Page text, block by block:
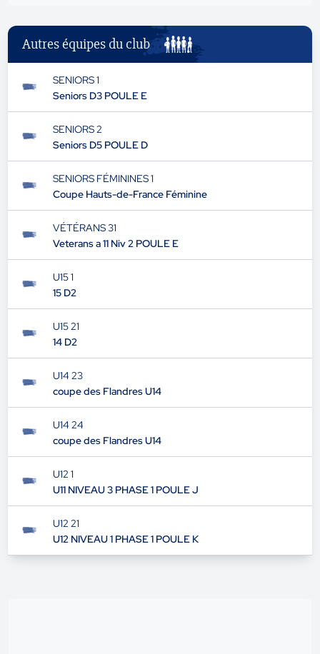
Autres équipes du club
SENIORS 1
Seniors D3 POULE E
SENIORS 2
Seniors D5 POULE D
SENIORS FÉMININES 1
Coupe Hauts-de-France Féminine
VÉTÉRANS 31
Veterans a 11 Niv 2 POULE E
U15 1
15 D2
U15 21
14 D2
U14 23
coupe des Flandres U14
U14 24
coupe des Flandres U14
U12 1
U11 NIVEAU 3 PHASE 1 POULE J
U12 21
U12 NIVEAU 1 PHASE 1 POULE K